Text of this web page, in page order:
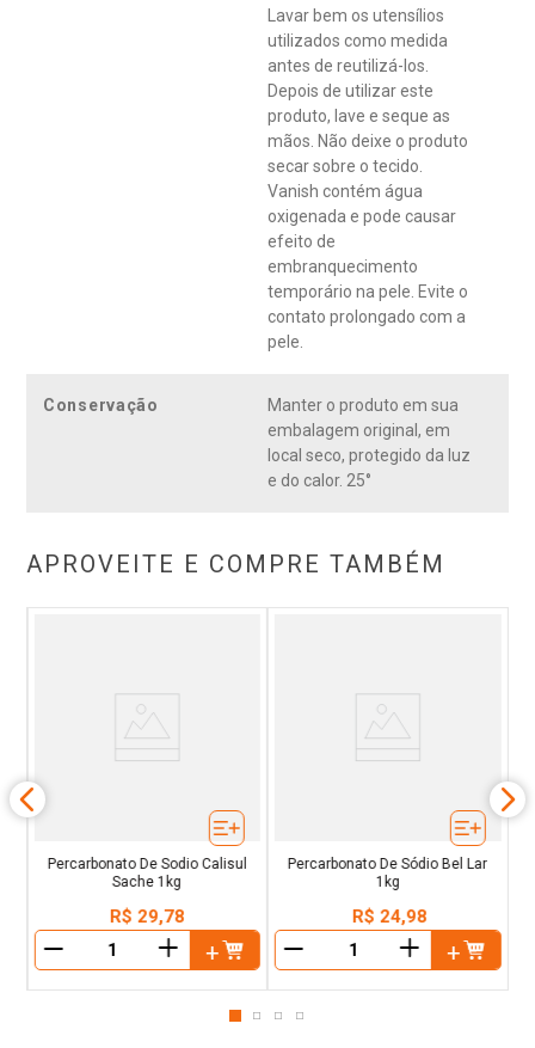
Lavar bem os utensílios
utilizados como medida
antes de reutilizá-los.
Depois de utilizar este
produto, lave e seque as
mãos. Não deixe o produto
secar sobre o tecido.
Vanish contém água
oxigenada e pode causar
efeito de
embranquecimento
temporário na pele. Evite o
contato prolongado com a
pele.
Conservação
Manter o produto em sua
embalagem original, em
local seco, protegido da luz
e do calor. 25°
APROVEITE E COMPRE TAMBÉM
Percarbonato De Sodio Calisul
Sache 1kg
R$ 29,78
＋
Percarbonato De Sódio Bel Lar
1kg
R$ 24,98
＋